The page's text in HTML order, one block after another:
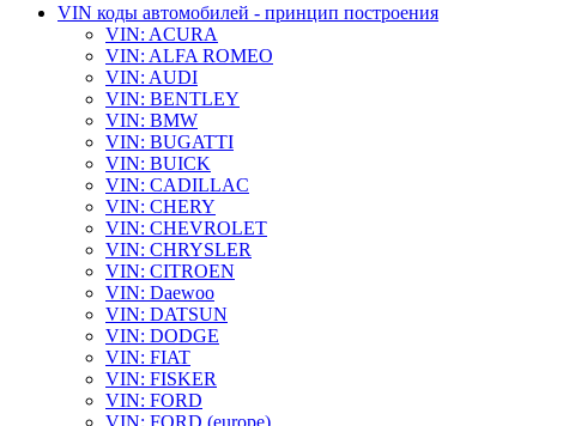
VIN коды автомобилей - принцип построения
VIN: ACURA
VIN: ALFA ROMEO
VIN: AUDI
VIN: BENTLEY
VIN: BMW
VIN: BUGATTI
VIN: BUICK
VIN: CADILLAC
VIN: CHERY
VIN: CHEVROLET
VIN: CHRYSLER
VIN: CITROEN
VIN: Daewoo
VIN: DATSUN
VIN: DODGE
VIN: FIAT
VIN: FISKER
VIN: FORD
VIN: FORD (europe)